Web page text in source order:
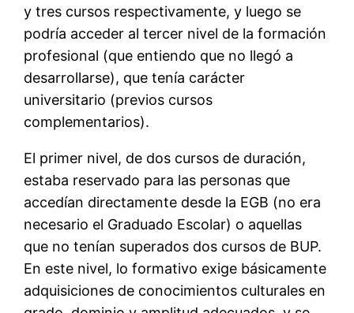
y tres cursos respectivamente, y luego se
podría acceder al tercer nivel de la formación
profesional (que entiendo que no llegó a
desarrollarse), que tenía carácter
universitario (previos cursos
complementarios).
El primer nivel, de dos cursos de duración,
estaba reservado para las personas que
accedían directamente desde la EGB (no era
necesario el Graduado Escolar) o aquellas
que no tenían superados dos cursos de BUP.
En este nivel, lo formativo exige básicamente
adquisiciones de conocimientos culturales en